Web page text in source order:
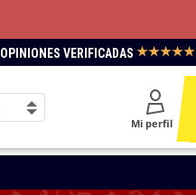
OPINIONES VERIFICADAS ★★★★★
Mi perfil